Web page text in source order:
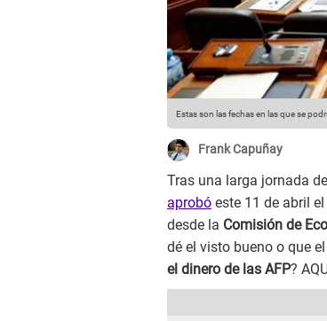
Estas son las fechas en las que se
Frank Capuñay
Tras una larga jornada
aprobó este 11 de abril el
desde la Comisión de
dé el visto bueno o que
el dinero de las AFP?